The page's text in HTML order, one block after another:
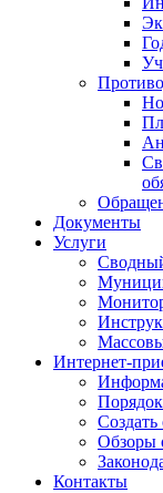
Документы
Услуги
Интернет-
Обзоры
Контакты